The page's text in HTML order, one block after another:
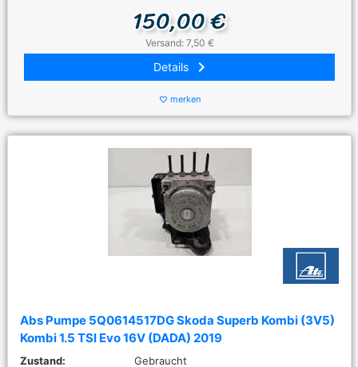
150,00 €
Versand: 7,50 €
Details keyboard_arrow_right
favorite_border merken
Abs Pumpe 5Q0614517DG Skoda Superb Kombi (3V5)
Kombi 1.5 TSI Evo 16V (DADA) 2019
Zustand: Gebraucht